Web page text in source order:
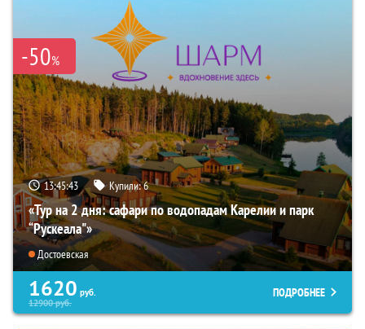
-50%
13:45:42 Купили:6
«Тур на 2 дня: сафари по водопадам Карелии и парк
“Рускеала"»
Достоевская
1620 руб.
12900руб.
ПОДРОБНЕЕ